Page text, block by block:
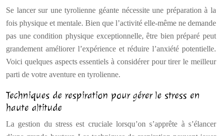
Se lancer sur une tyrolienne géante nécessite une préparation à la
fois physique et mentale. Bien que l’activité elle-même ne demande
pas une condition physique exceptionnelle, être bien préparé peut
grandement améliorer l’expérience et réduire l’anxiété potentielle.
Voici quelques aspects essentiels à considérer pour tirer le meilleur
parti de votre aventure en tyrolienne.
Techniques de respiration pour gérer le stress en
haute altitude
La gestion du stress est cruciale lorsqu’on s’apprête à s’élancer